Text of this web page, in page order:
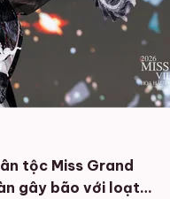
tộc Miss Grand
gây bão với loạt